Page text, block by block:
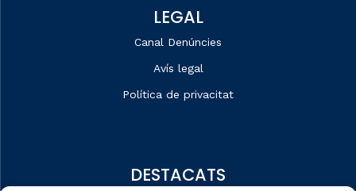
LEGAL
Canal Denúncies
Avís legal
Política de privacitat
DESTACATS